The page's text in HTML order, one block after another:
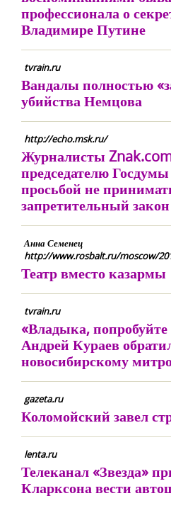
профессионала о
Владимире Путине
tvrain.ru
Вандалы полностью
убийства Немцова
http://echo.msk.ru/
Журналисты
председателю
просьбой не
запретительный
Анна Семенец
http://www.rosbalt.ru/moscow/
Театр вместо казармы
tvrain.ru
«Владыка, попробуйте
Андрей Кураев
новосибирскому
gazeta.ru
Коломойский завел
lenta.ru
Телеканал «Звезда»
Кларксона вести